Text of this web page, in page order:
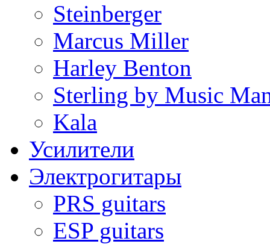
Steinberger
Marcus Miller
Harley Benton
Sterling by Music
Kala
Усилители
Электрогитары
PRS guitars
ESP guitars